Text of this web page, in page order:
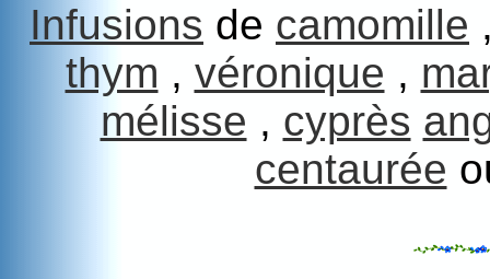
Infusions de camomille
thym , véronique ,
mélisse , cyprès
centaurée